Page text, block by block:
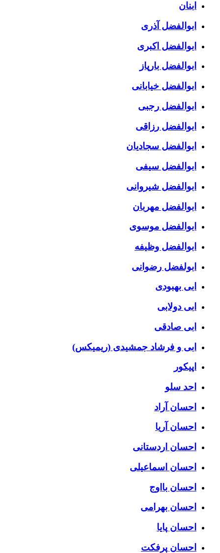
ابنان
ابوالفضل آذری
ابوالفضل اکبری
ابوالفضل بارپاز
ابوالفضل خیابانی
ابوالفضل رجبی
ابوالفضل رزاقی
ابوالفضل سجادیان
ابوالفضل سیفی
ابوالفضل شیروانی
ابوالفضل مهربان
ابوالفضل موسوی
ابوالفضل وظیفه
ابولفضل رضوانی
ابی بهبودی
ابی دولابی
ابی صادقی
ابی و فرشاد جمشیدی (ریمیکس)
اپیکور
احد سلو
احسان آراد
احسان آریا
احسان اردستانی
احسان اسماعیلی
احسان بااوج
احسان بهرامی
احسان پایا
احسان پرفکت